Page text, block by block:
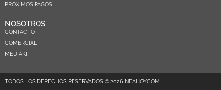
PRÓXIMOS PAGOS
NOSOTROS
CONTACTO
COMERCIAL
MEDIAKIT
TODOS LOS DERECHOS RESERVADOS © 2026 NEAHOY.COM